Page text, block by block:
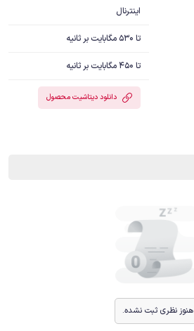
اینترنال
تا 530 مگابایت بر ثانیه
تا 450 مگابایت بر ثانیه
دانلود دیتاشیت محصول
هنوز نظری ثبت نشده.